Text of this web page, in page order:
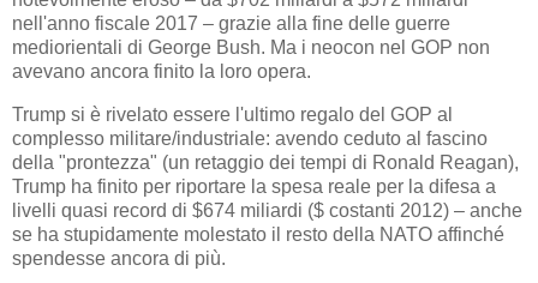
nell'anno fiscale 2017 – grazie alla fine delle guerre
mediorientali di George Bush. Ma i neocon nel GOP non
avevano ancora finito la loro opera.
Trump si è rivelato essere l'ultimo regalo del GOP al
complesso militare/industriale: avendo ceduto al fascino
della "prontezza" (un retaggio dei tempi di Ronald Reagan),
Trump ha finito per riportare la spesa reale per la difesa a
livelli quasi record di $674 miliardi ($ costanti 2012) – anche
se ha stupidamente molestato il resto della NATO affinché
spendesse ancora di più.